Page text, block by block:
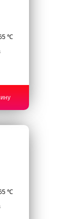
℃
℃